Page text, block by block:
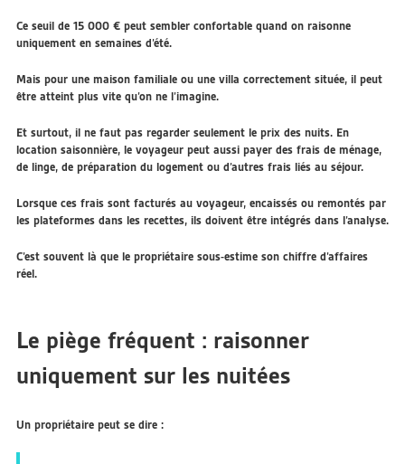
Ce seuil de 15 000 € peut sembler confortable quand on raisonne
uniquement en semaines d’été.
Mais pour une maison familiale ou une villa correctement située, il peut
être atteint plus vite qu’on ne l’imagine.
Et surtout, il ne faut pas regarder seulement le prix des nuits. En
location saisonnière, le voyageur peut aussi payer des frais de ménage,
de linge, de préparation du logement ou d’autres frais liés au séjour.
Lorsque ces frais sont facturés au voyageur, encaissés ou remontés par
les plateformes dans les recettes, ils doivent être intégrés dans l’analyse.
C’est souvent là que le propriétaire sous-estime son chiffre d’affaires
réel.
Le piège fréquent : raisonner
uniquement sur les nuitées
Un propriétaire peut se dire :